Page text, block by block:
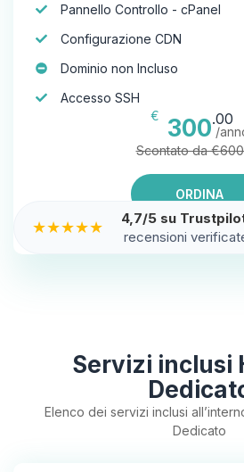
Pannello Controllo - cPanel
Configurazione CDN
Dominio non Incluso
Accesso SSH
€
300.00
/
Scontato da
ORDINA
★★★★★ 4,7/5 su
recensioni
Servizi inclusi
Elenco dei servizi inclusi
Dedicato